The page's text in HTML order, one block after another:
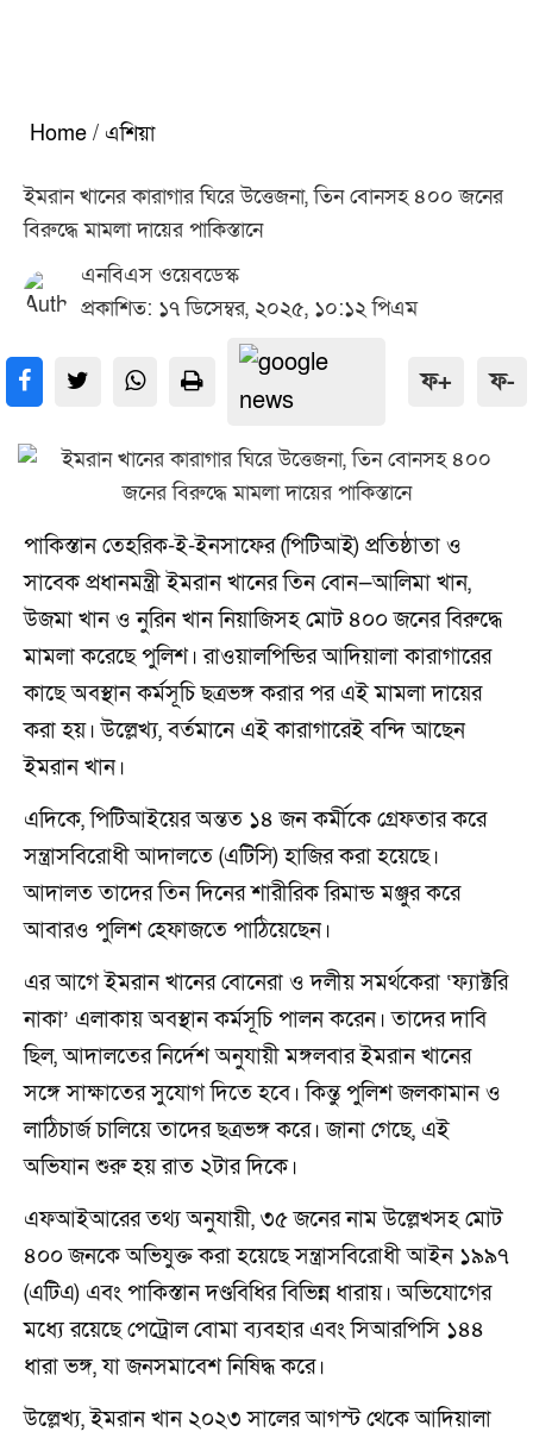
Home / এশিয়া
ইমরান খানের কারাগার ঘিরে উত্তেজনা, তিন বোনসহ ৪০০ জনের
বিরুদ্ধে মামলা দায়ের পাকিস্তানে
এনবিএস ওয়েবডেস্ক
প্রকাশিত: ১৭ ডিসেম্বর, ২০২৫, ১০:১২ পিএম
ফ+ ফ-
পাকিস্তান তেহরিক-ই-ইনসাফের (পিটিআই) প্রতিষ্ঠাতা ও
সাবেক প্রধানমন্ত্রী ইমরান খানের তিন বোন—আলিমা খান,
উজমা খান ও নুরিন খান নিয়াজিসহ মোট ৪০০ জনের বিরুদ্ধে
মামলা করেছে পুলিশ। রাওয়ালপিন্ডির আদিয়ালা কারাগারের
কাছে অবস্থান কর্মসূচি ছত্রভঙ্গ করার পর এই মামলা দায়ের
করা হয়। উল্লেখ্য, বর্তমানে এই কারাগারেই বন্দি আছেন
ইমরান খান।
এদিকে, পিটিআইয়ের অন্তত ১৪ জন কর্মীকে গ্রেফতার করে
সন্ত্রাসবিরোধী আদালতে (এটিসি) হাজির করা হয়েছে।
আদালত তাদের তিন দিনের শারীরিক রিমান্ড মঞ্জুর করে
আবারও পুলিশ হেফাজতে পাঠিয়েছেন।
এর আগে ইমরান খানের বোনেরা ও দলীয় সমর্থকেরা ‘ফ্যাক্টরি
নাকা’ এলাকায় অবস্থান কর্মসূচি পালন করেন। তাদের দাবি
ছিল, আদালতের নির্দেশ অনুযায়ী মঙ্গলবার ইমরান খানের
সঙ্গে সাক্ষাতের সুযোগ দিতে হবে। কিন্তু পুলিশ জলকামান ও
লাঠিচার্জ চালিয়ে তাদের ছত্রভঙ্গ করে। জানা গেছে, এই
অভিযান শুরু হয় রাত ২টার দিকে।
এফআইআরের তথ্য অনুযায়ী, ৩৫ জনের নাম উল্লেখসহ মোট
৪০০ জনকে অভিযুক্ত করা হয়েছে সন্ত্রাসবিরোধী আইন ১৯৯৭
(এটিএ) এবং পাকিস্তান দণ্ডবিধির বিভিন্ন ধারায়। অভিযোগের
মধ্যে রয়েছে পেট্রোল বোমা ব্যবহার এবং সিআরপিসি ১৪৪
ধারা ভঙ্গ, যা জনসমাবেশ নিষিদ্ধ করে।
উল্লেখ্য, ইমরান খান ২০২৩ সালের আগস্ট থেকে আদিয়ালা